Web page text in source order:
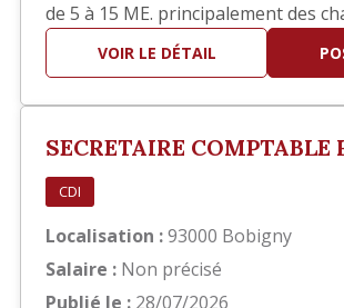
de 5 à 15 ME. principalement des
réhabilitation TCE dans le domaine
sièges sociaux. Poste basé à Paris
VOIR LE DÉTAIL
SECRETAIRE COMPTABLE
CDI
Localisation :93000 Bobigny
Salaire : Non précisé
Publié le : 28/07/2026